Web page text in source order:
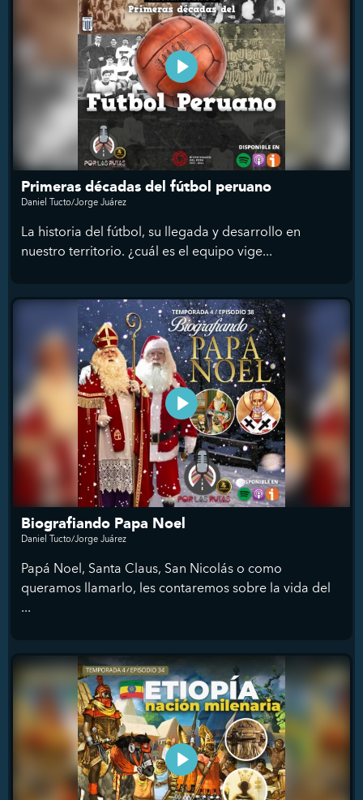
Primeras décadas del fútbol peruano
Daniel Tucto/Jorge Juárez
La historia del fútbol, su llegada y desarrollo en
nuestro territorio. ¿cuál es el equipo vige...
Biografiando Papa Noel
Daniel Tucto/Jorge Juárez
Papá Noel, Santa Claus, San Nicolás o como
queramos llamarlo, les contaremos sobre la vida del
...